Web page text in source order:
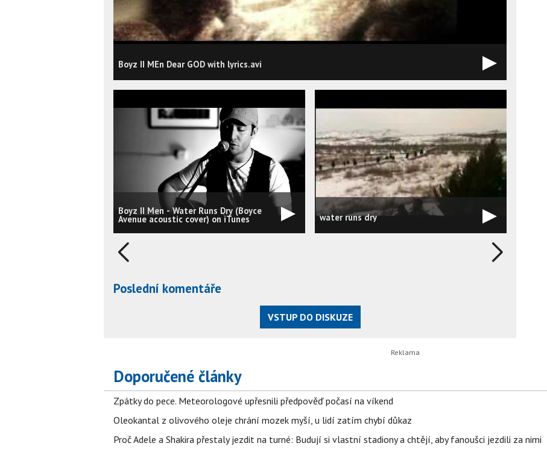
Boyz II MEn Dear GOD with lyrics.avi
Boyz II Men - Water Runs Dry (Boyce
Avenue acoustic cover) on iTunes water runs dry
Poslední komentáře
VSTUP DO DISKUZE
Doporučené články
Zpátky do pece. Meteorologové upřesnili předpověď počasí na víkend
Oleokantal z olivového oleje chrání mozek myší, u lidí zatím chybí důkaz
Proč Adele a Shakira přestaly jezdit na turné: Budují si vlastní stadiony a chtějí, aby fanoušci jezdili za nimi